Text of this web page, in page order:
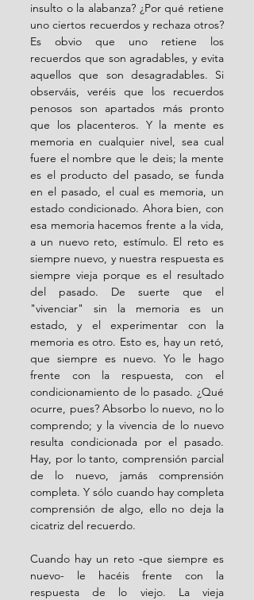
insulto o la alabanza? ¿Por qué retiene
uno ciertos recuerdos y rechaza otros?
Es obvio que uno retiene los
recuerdos que son agradables, y evita
aquellos que son desagradables. Si
observáis, veréis que los recuerdos
penosos son apartados más pronto
que los placenteros. Y la mente es
memoria en cualquier nivel, sea cual
fuere el nombre que le deis; la mente
es el producto del pasado, se funda
en el pasado, el cual es memoria, un
estado condicionado. Ahora bien, con
esa memoria hacemos frente a la vida,
a un nuevo reto, estímulo. El reto es
siempre nuevo, y nuestra respuesta es
siempre vieja porque es el resultado
del pasado. De suerte que el
"vivenciar" sin la memoria es un
estado, y el experimentar con la
memoria es otro. Esto es, hay un retó,
que siempre es nuevo. Yo le hago
frente con la respuesta, con el
condicionamiento de lo pasado. ¿Qué
ocurre, pues? Absorbo lo nuevo, no lo
comprendo; y la vivencia de lo nuevo
resulta condicionada por el pasado.
Hay, por lo tanto, comprensión parcial
de lo nuevo, jamás comprensión
completa. Y sólo cuando hay completa
comprensión de algo, ello no deja la
cicatriz del recuerdo.
Cuando hay un reto ‑que siempre es
nuevo- le hacéis frente con la
respuesta de lo viejo. La vieja